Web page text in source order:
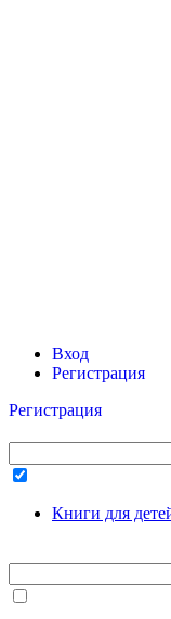
Вход
Регистрация
Регистрация
Книги для